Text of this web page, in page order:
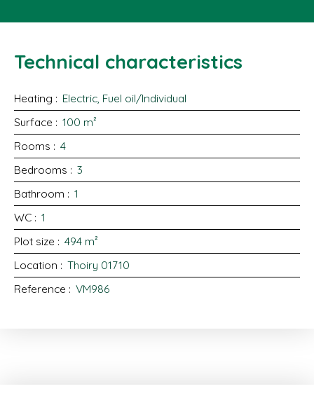
Technical characteristics
Heating : Electric, Fuel oil/Individual
Surface : 100 m²
Rooms : 4
Bedrooms : 3
Bathroom : 1
WC : 1
Plot size : 494 m²
Location : Thoiry 01710
Reference : VM986